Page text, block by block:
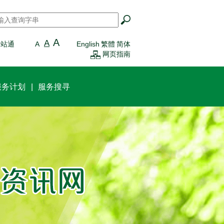
*
通 A A A English 繁體 简体
网页指南
计划 服务搜寻